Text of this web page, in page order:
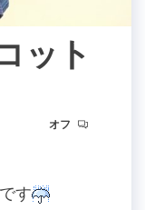
ット
オフ
す